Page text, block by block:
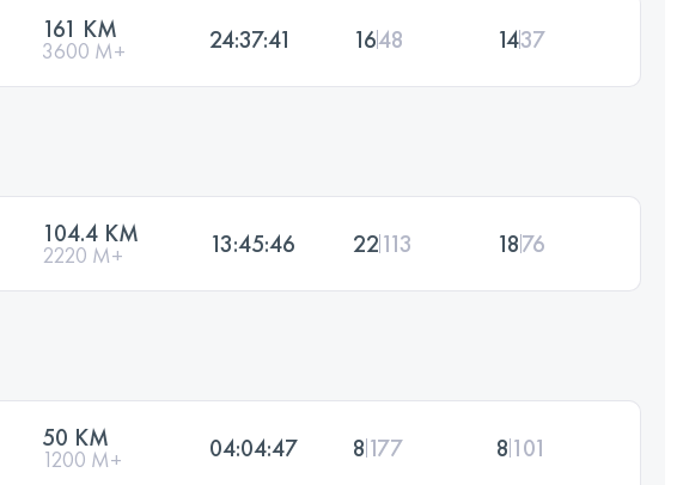
161 KM
3600 M+ 24:37:41 1648 1437
104.4 KM
2220 M+ 13:45:46 22113 1876
50 KM
1200 M+ 04:04:47 8 177 8 101